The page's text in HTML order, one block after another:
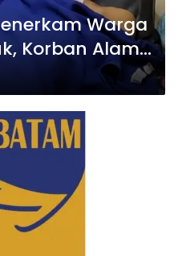
Warga
Korban Alami